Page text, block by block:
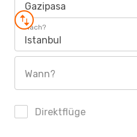
Gazipasa
Nach?
Istanbul
Wann?
Direktflüge